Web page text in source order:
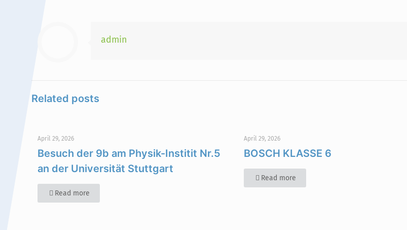
admin
Related posts
April 29, 2026
Besuch der 9b am Physik-Institit Nr.5
an der Universität Stuttgart
Read more
April 29, 2026
BOSCH KLASSE 6
Read more